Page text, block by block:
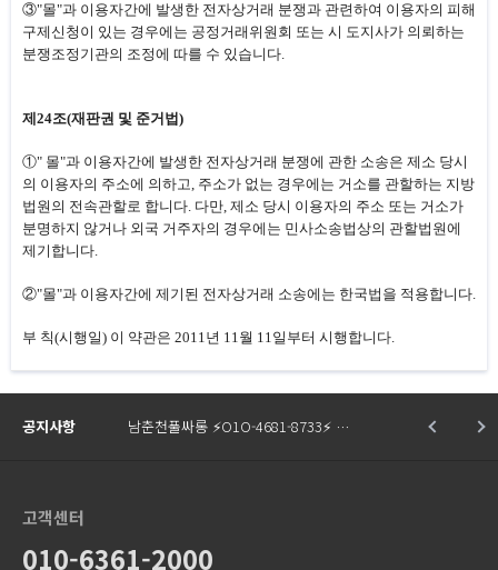
③"몰"과 이용자간에 발생한 전자상거래 분쟁과 관련하여 이용자의 피해
구제신청이 있는 경우에는 공정거래위원회 또는 시 도지사가 의뢰하는
분쟁조정기관의 조정에 따를 수 있습니다.
제24조(재판권 및 준거법)
①" 몰"과 이용자간에 발생한 전자상거래 분쟁에 관한 소송은 제소 당시
의 이용자의 주소에 의하고, 주소가 없는 경우에는 거소를 관할하는 지방
법원의 전속관할로 합니다. 다만, 제소 당시 이용자의 주소 또는 거소가
분명하지 않거나 외국 거주자의 경우에는 민사소송법상의 관할법원에
제기합니다.
②"몰"과 이용자간에 제기된 전자상거래 소송에는 한국법을 적용합니다.
부 칙(시행일) 이 약관은 2011년 11월 11일부터 시행합니다.
공지사항 남춘천풀싸롱 ⚡O1O-4681-8733⚡ …
고객센터
010-6361-2000